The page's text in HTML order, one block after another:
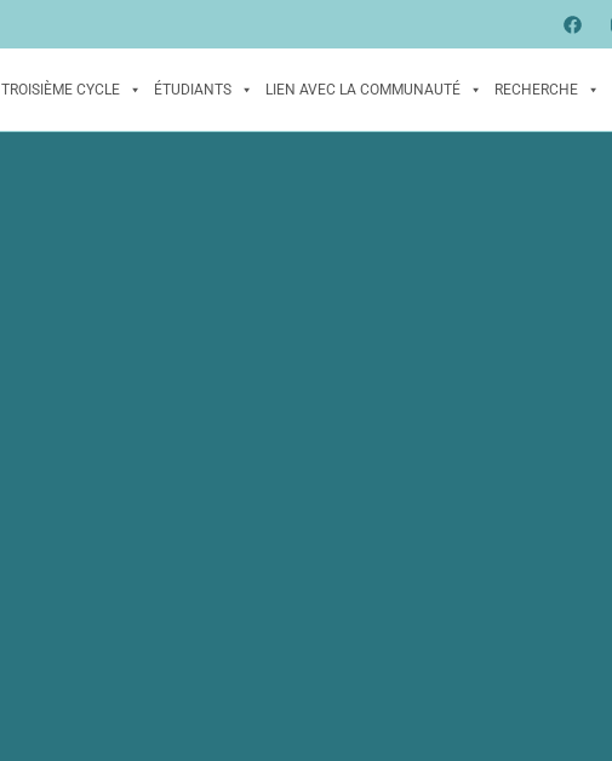
TROISIÈME CYCLE ÉTUDIANTS LIEN AVEC LA COMMUNAUTÉ RECHERCHE